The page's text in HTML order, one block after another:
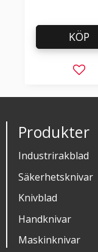
KÖP
Produkter
Industrirakblad
Säkerhetsknivar
Knivblad
Handknivar
Maskinknivar